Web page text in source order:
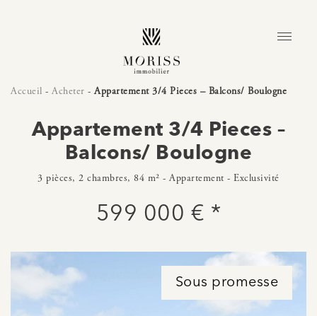
Accueil - Acheter -Appartement 3/4 Pieces – Balcons/ Boulogne
Appartement 3/4 Pieces –
Balcons/ Boulogne
3 pièces, 2 chambres, 84 m² - Appartement - Exclusivité
599 000 € *
Sous promesse